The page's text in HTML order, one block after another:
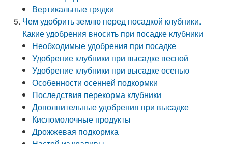
Вертикальные грядки
Чем удобрить землю перед посадкой клубники.
Какие удобрения вносить при посадке клубники
Необходимые удобрения при посадке
Удобрение клубники при высадке весной
Удобрение клубники при высадке осенью
Особенности осенней подкормки
Последствия перекорма клубники
Дополнительные удобрения при высадке
Кисломолочные продукты
Дрожжевая подкормка